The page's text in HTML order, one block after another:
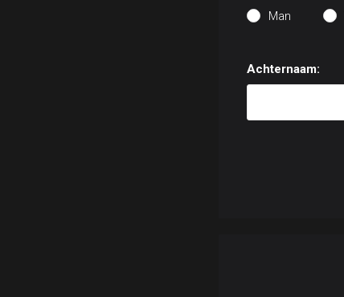
Man
Achternaam: